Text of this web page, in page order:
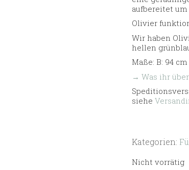
aufbereitet
Olivier
Wir haben
hellen
Maße: B: 94
→ Was ihr
siehe
Kategorien:
Nicht vorrätig